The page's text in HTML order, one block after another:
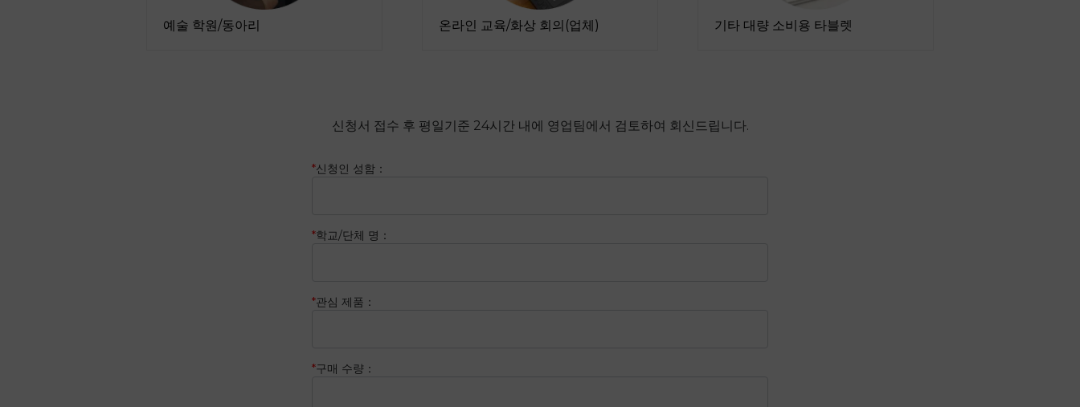
예술 학원/동아리 온라인 교육/화상 회의(업체) 기타 대량 소비용 타블렛
신청서 접수 후 평일기준 24시간 내에 영업팀에서 검토하여 회신드립니다.
*신청인 성함 ：
*학교/단체 명 ：
*관심 제품 ：
*구매 수량 ：